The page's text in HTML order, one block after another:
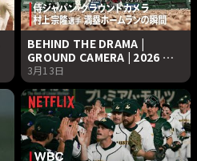
BEHIND THE DRAMA |
GROUND CAMERA | 2026 ワ
ールドベースボールクラシック
| Netflix Japan
3月13日